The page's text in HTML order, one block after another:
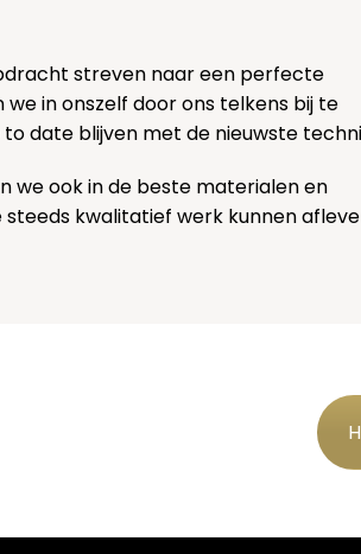
streven naar een perfecte
in onszelf door ons telkens bij te
date blijven met de nieuwste
we ook in de beste materialen en
kwalitatief werk kunnen